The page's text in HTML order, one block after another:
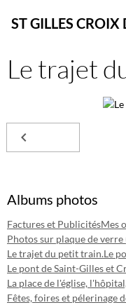
ST GILLES CROIX
Le trajet
Albums photos
Factures et PublicitésMes
Photos sur plaque de
Le trajet du petit train.Le
Le pont de Saint-Gilles et
La place de l'église,
Fêtes, foires et pélerinage